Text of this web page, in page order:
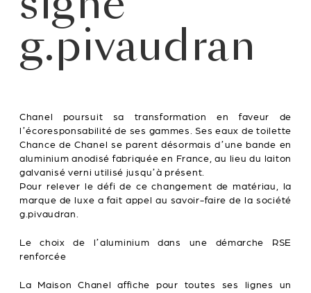
g.pivaudran
Chanel poursuit sa transformation en faveur de
l’écoresponsabilité de ses gammes. Ses eaux de toilette
Chance de Chanel se parent désormais d’une bande en
aluminium anodisé fabriquée en France, au lieu du laiton
galvanisé verni utilisé jusqu’à présent.
Pour relever le défi de ce changement de matériau, la
marque de luxe a fait appel au savoir-faire de la société
g.pivaudran.
Le choix de l’aluminium dans une démarche RSE
renforcée
La Maison Chanel affiche pour toutes ses lignes un